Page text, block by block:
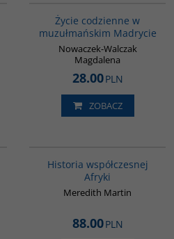
Życie codzienne w
muzułmańskim Madrycie
Nowaczek-Walczak
Magdalena
28.00PLN
ZOBACZ
Historia współczesnej
Afryki
Meredith Martin
88.00PLN